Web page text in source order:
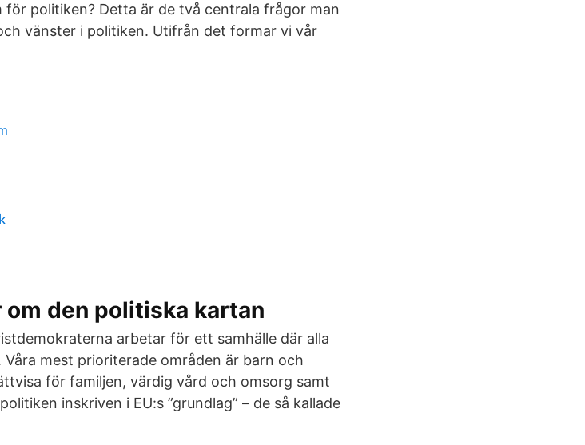
för politiken? Detta är de två centrala frågor man
vänster i politiken. Utifrån det formar vi vår
den politiska kartan
arbetar för ett samhälle där alla
mest prioriterade områden är barn och
för familjen, värdig vård och omsorg samt
inskriven i EU:s ”grundlag” – de så kallade